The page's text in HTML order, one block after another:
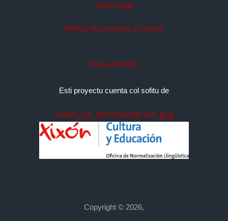
Avisu llegal
Política de privacidá y cookies
Mapa del Web
Esti proyectu cuenta col sofitu de
xixon_of_normalizacion.jpg
Copyright © 2026,